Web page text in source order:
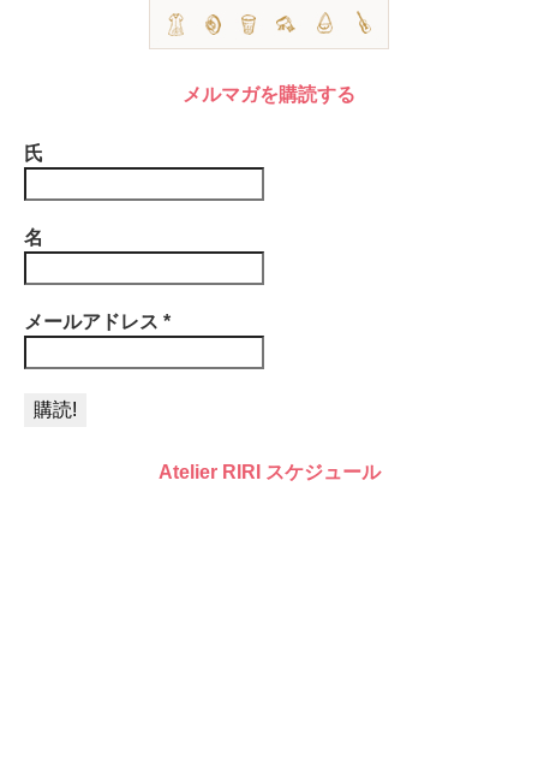
メルマガを購読する
氏
名
メールアドレス *
Atelier RIRI スケジュール